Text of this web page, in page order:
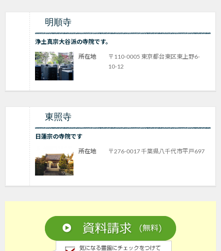
明順寺
浄土真宗大谷派の寺院です。
所在地
〒110-0005 東京都台東区東上野6-
10-12
東照寺
日蓮宗の寺院です
所在地
〒276-0017 千葉県八千代市平戸697